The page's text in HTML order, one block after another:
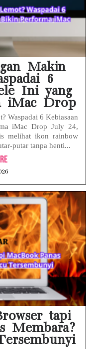
Makin
6
Ini yang
iMac Drop
Waspadai 6 Kebiasaan
iMac Drop July 24,
melihat ikon rainbow
putar tanpa henti...
tapi
Membara?